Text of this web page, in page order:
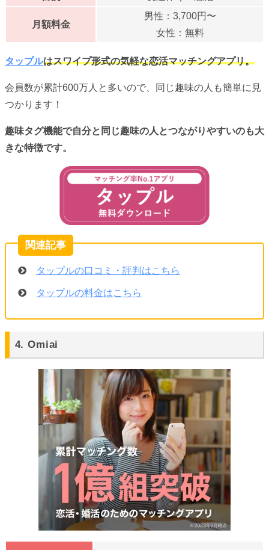
月額料金
男性：3,700円〜
女性：無料
タップルはスワイプ形式の気軽な恋活マッチングアプリ。
会員数が累計600万人と多いので、同じ趣味の人も簡単に見
つかります！
趣味タグ機能で自分と同じ趣味の人とつながりやすいのも大
きな特徴です。
タップルの口コミ・評判はこちら
タップルの料金はこちら
4. Omiai